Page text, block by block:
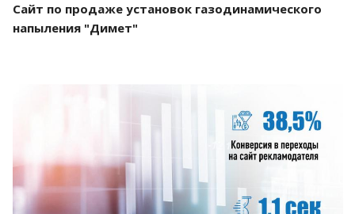
Сайт по продаже установок газодинамического
напыления "Димет"